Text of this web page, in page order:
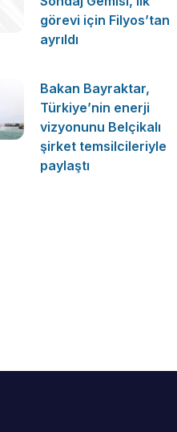
görevi için Filyos’tan
ayrıldı
Bakan Bayraktar,
Türkiye’nin enerji
vizyonunu Belçikalı
şirket temsilcileriyle
paylaştı